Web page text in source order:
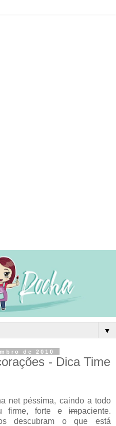
▼
de 2010
- Dica Time
net péssima, caindo a todo
firme, forte e impaciente.
descubram o que está